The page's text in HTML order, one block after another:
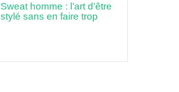
Sweat homme : l’art d’être
stylé sans en faire trop